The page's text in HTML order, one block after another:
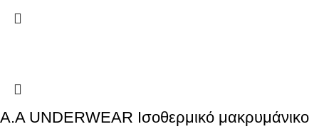
Α.A UNDERWEAR Ισοθερμικό μακρυμάνικο